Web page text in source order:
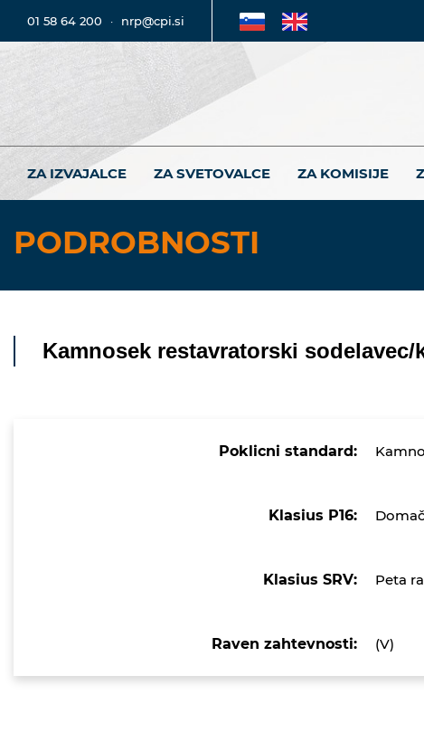
01 58 64 200 · nrp@cpi.si
ZA IZVAJALCE ZA SVETOVALCE ZA KOMISIJE
PODROBNOSTI
Kamnosek restavratorski
Poklicni standard:
Klasius P16:
Klasius SRV: Peta
Raven zahtevnosti: (V)